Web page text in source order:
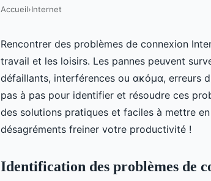
Accueil›Internet
Rencontrer des problèmes de connexion
travail et les loisirs. Les pannes peuvent
défaillants, interférences ou ακόμα, erreurs
pas à pas pour identifier et résoudre ces
des solutions pratiques et faciles à mettre
désagréments freiner votre productivité !
Identification des problèmes de